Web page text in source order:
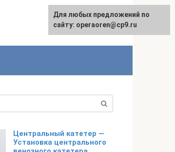
Центральный катетер —
Установка центрального
Для любых предложений по
сайту: operaoren@cp9.ru